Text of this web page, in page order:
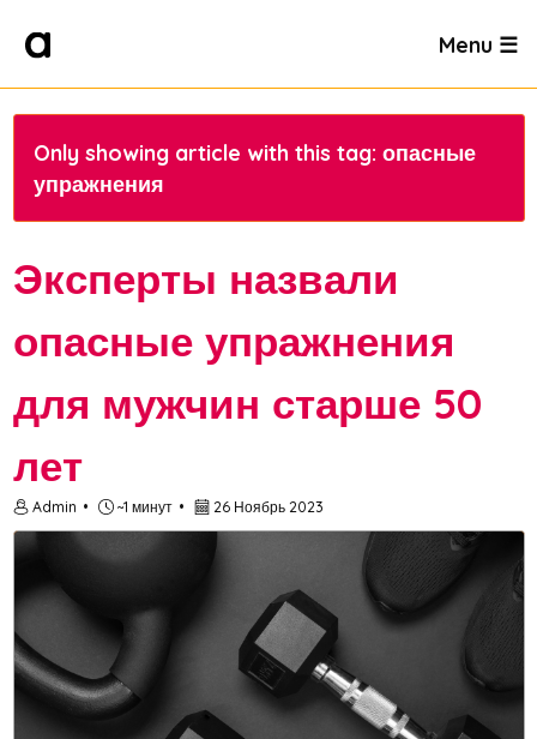
Menu ☰
Only showing article with this tag: опасные
упражнения
Эксперты назвали
опасные упражнения
для мужчин старше 50
лет
Admin ~1 минут 26 Ноябрь 2023